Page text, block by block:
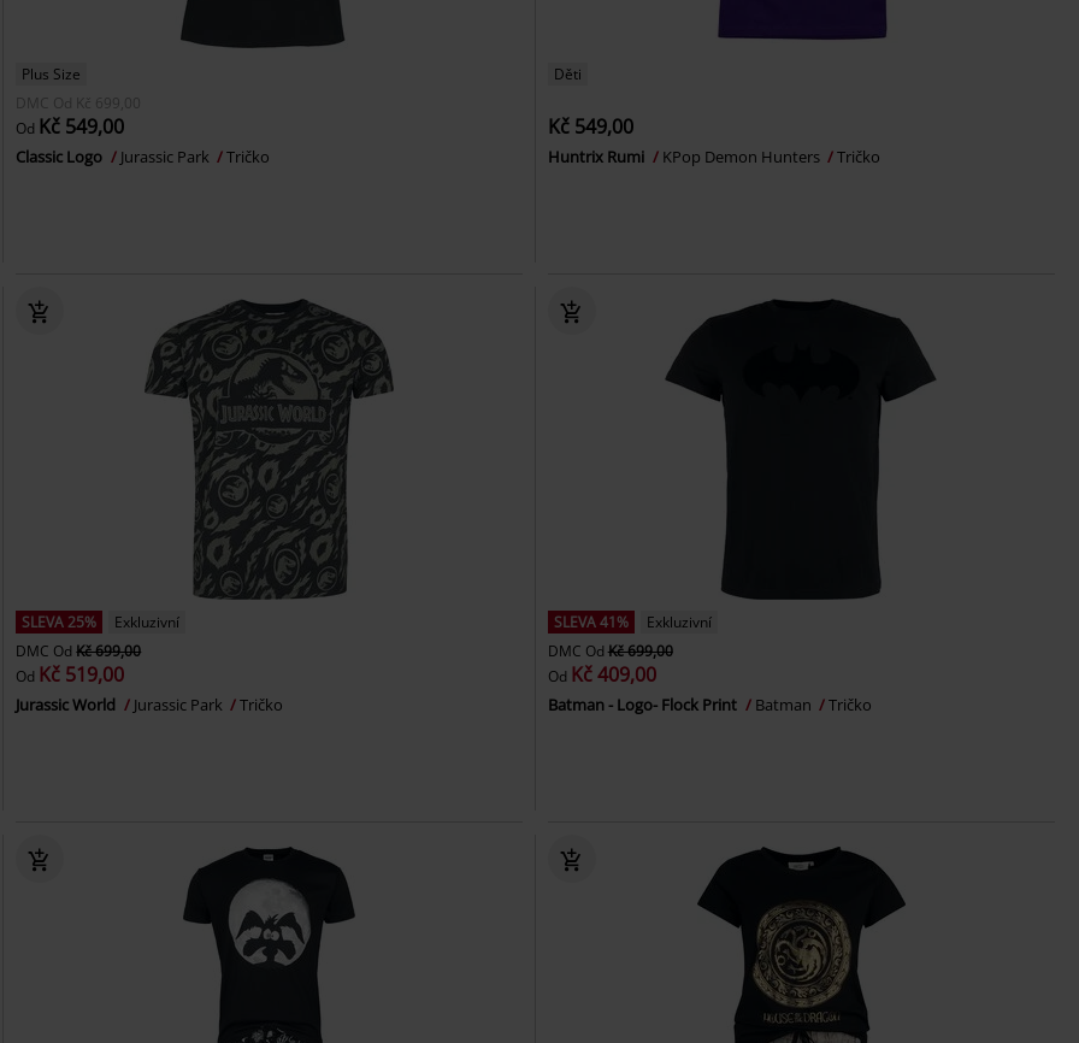
Plus Size
DMC Od Kč 699,00
Od Kč 549,00
Classic Logo Jurassic Park Tričko
Děti
Kč 549,00
Huntrix Rumi KPop Demon Hunters Tričko
SLEVA 25%
Exkluzivní
DMC OdKč 699,00
Od Kč 519,00
Jurassic World Jurassic Park Tričko
SLEVA 41%
Exkluzivní
DMC Od Kč 699,00
Od Kč 409,00
Batman - Logo- Flock Print Batman Tričko